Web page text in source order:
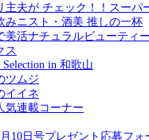
主夫が チェック！！スーパ
みニスト・酒美 推しの一杯
美活ナチュラルビューティ
ス
in 和歌山
ツムジ
イイネ
気連載コーナー
月10日号プレゼント応募フォ